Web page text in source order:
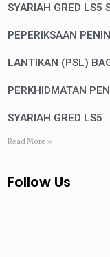
SYARIAH GRED LS5
PEPERIKSAAN
LANTIKAN (PSL)
PERKHIDMATAN
SYARIAH GRED LS5
Read More »
Follow Us